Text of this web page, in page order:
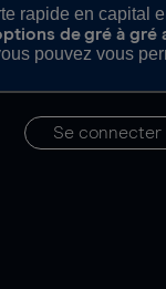
rapide en capital
de gré à gré
pouvez vous
Se connecter